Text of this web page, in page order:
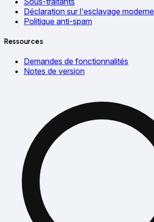
Déclaration sur l'esclavage moderne
Politique anti-spam
Ressources
Demandes de fonctionnalités
Notes de version